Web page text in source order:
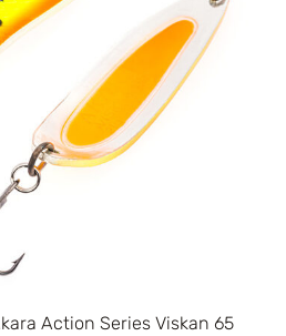
Action Series Viskan 65